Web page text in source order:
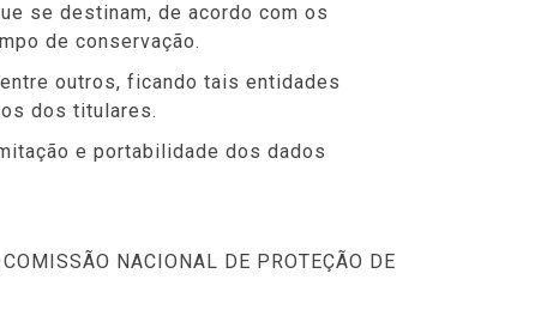
se destinam, de acordo com os
de conservação.
outros, ficando tais entidades
dos titulares.
e portabilidade dos dados
NACIONAL DE PROTEÇÃO DE